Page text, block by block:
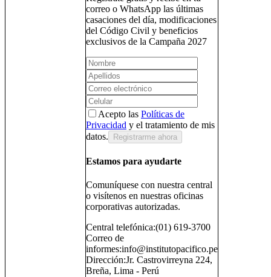
correo o WhatsApp las últimas
casaciones del día, modificaciones
del Código Civil y beneficios
exclusivos de la Campaña 2027
Acepto las Políticas de
Privacidad y el tratamiento de mis
datos.
Registrarme ahora
Estamos para ayudarte
Comuníquese con nuestra central
o visítenos en nuestras oficinas
corporativas autorizadas.
Central telefónica:(01) 619-3700
Correo de
informes:info@institutopacifico.pe
Dirección:Jr. Castrovirreyna 224,
Breña, Lima - Perú